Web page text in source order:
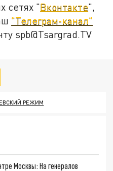
сетях "Вконтакте",
"Телеграм-канал"
spb@Tsargrad.TV
РЕЖИМ
Москвы: На генералов